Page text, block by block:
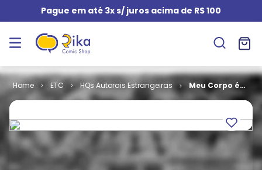
Pague em até 3x s/ juros acima de R$ 100
ETC HQs Autorais Estrangeiras
Meu Corpo é
das Mulheres